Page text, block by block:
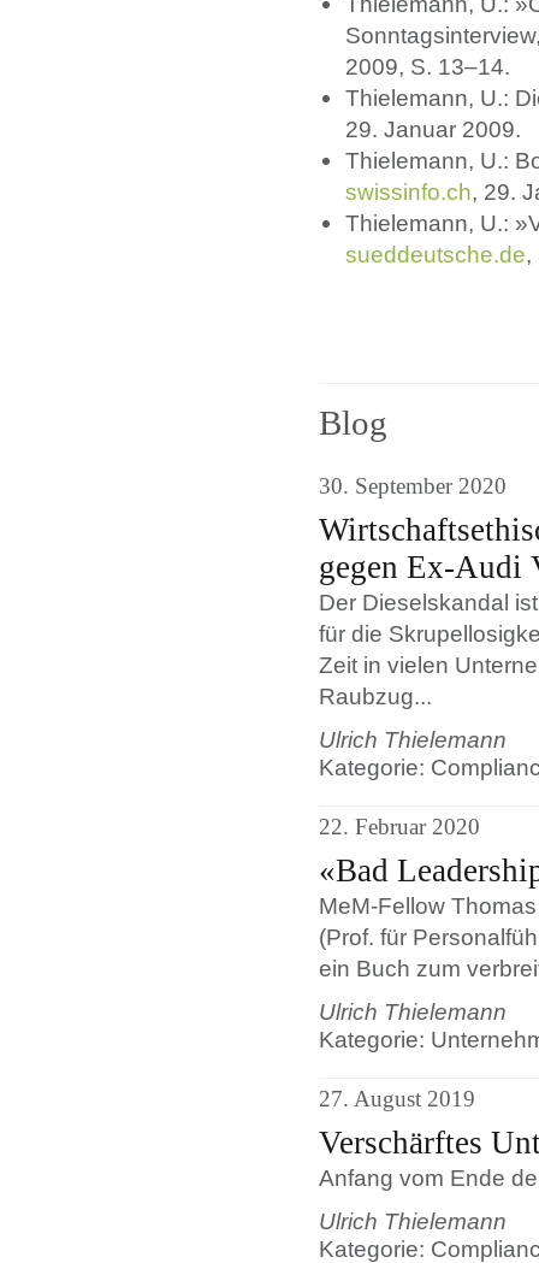
2009, S. 13–14.
Thielemann, U.:
29. Januar 2009.
Thielemann, U.:
swissinfo.ch, 29.
Thielemann, U.:
sueddeutsche.de,
Blog
30. September 2020
gegen Ex-Audi
Der Dieselskandal
für die
Zeit in vielen
Raubzug...
Ulrich Thielemann
Kategorie:
22. Februar 2020
«Bad
MeM-Fellow
(Prof. für
ein Buch zum
Ulrich Thielemann
Kategorie:
27. August 2019
Verschärftes
Anfang vom Ende
Ulrich Thielemann
Kategorie: